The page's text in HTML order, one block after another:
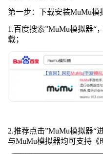
第一步：下载安装MuMu模
1.百度搜索”MuMu模拟器“
载；
2.推荐点击”MuMu模拟器“
与MuMu模拟器均可支持《